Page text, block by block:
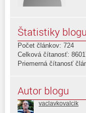
Štatistiky blogu
Počet článkov: 724
Celková čítanosť:
Priemerná čítanosť
Autor blogu
vaclavkovalcik